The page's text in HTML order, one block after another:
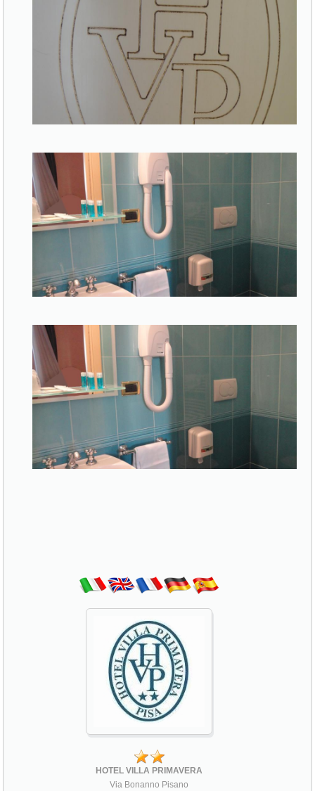
HOTEL VILLA PRIMAVERA
Via Bonanno Pisano